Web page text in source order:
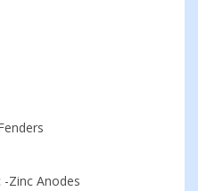
Zinc Anodes